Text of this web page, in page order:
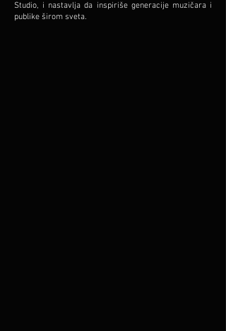
Studio, i nastavlja da inspiriše generacije muzičara i
publike širom sveta.